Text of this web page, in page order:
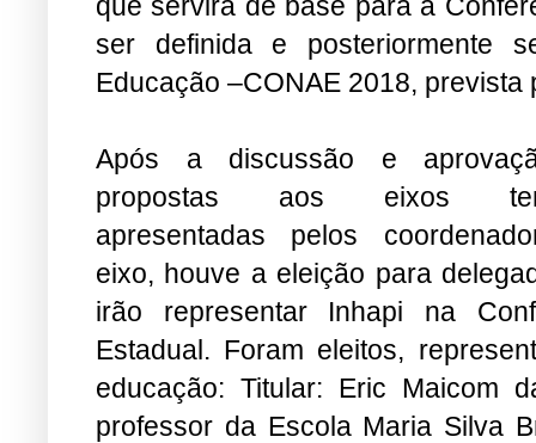
ser definida e posteriormente
Educação –CONAE 2018,
Após a discussão e
propostas aos eixos
apresentadas pelos
eixo, houve a eleição para
irão representar Inhapi na
Estadual. Foram eleitos,
educação: Titular: Eric Maicom
professor da Escola Maria Silva